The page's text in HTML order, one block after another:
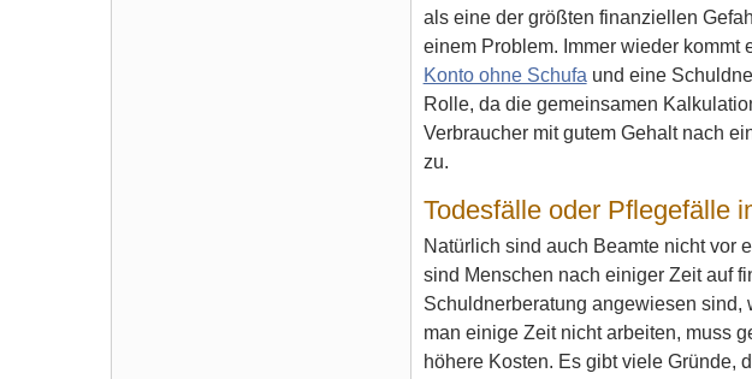
als eine der größten finanziellen
einem Problem. Immer wieder kommt
Konto ohne Schufa und eine
Rolle, da die gemeinsamen
Verbraucher mit gutem Gehalt nach
zu.
Todesfälle oder Pflegefälle
Natürlich sind auch Beamte nicht vor
sind Menschen nach einiger Zeit auf
Schuldnerberatung angewiesen
man einige Zeit nicht arbeiten, muss
höhere Kosten. Es gibt viele Gründe,